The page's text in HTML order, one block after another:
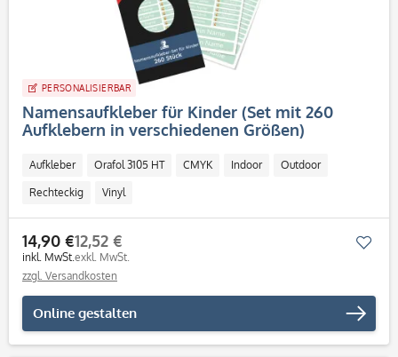
PERSONALISIERBAR
Namensaufkleber für Kinder (Set mit 260
Aufklebern in verschiedenen Größen)
Aufkleber Orafol 3105 HT CMYK Indoor Outdoor
Rechteckig Vinyl
14,90 €
inkl. MwSt.
12,52 €
exkl. MwSt.
zzgl. Versandkosten
Online gestalten